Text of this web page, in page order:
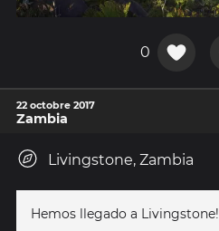
0
22 octobre 2017
Zambia
Livingstone, Zambia
Hemos llegado a Livingstone!